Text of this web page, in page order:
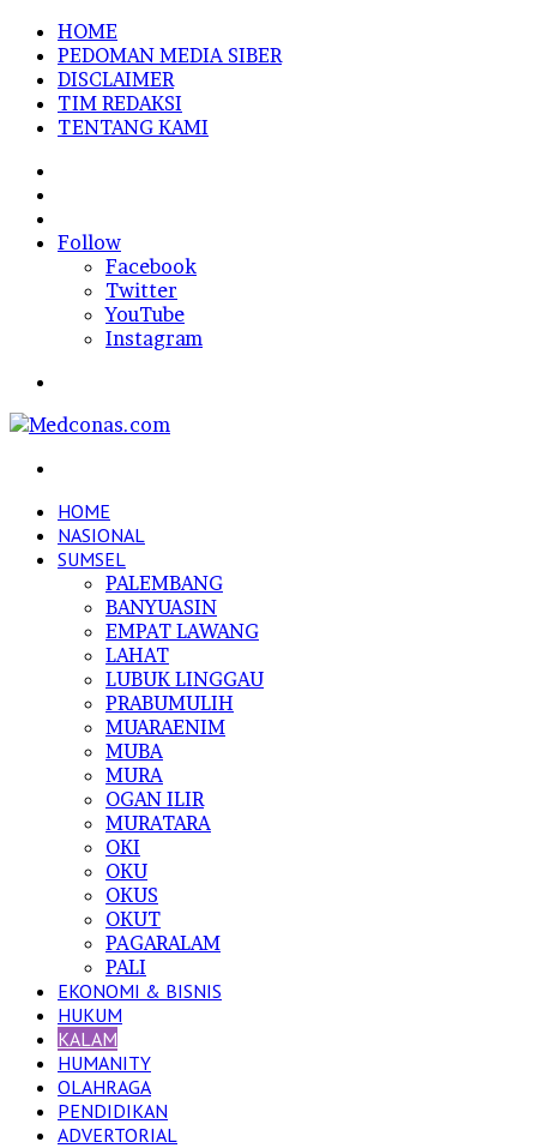
HOME
PEDOMAN MEDIA SIBER
DISCLAIMER
TIM REDAKSI
TENTANG KAMI
In
Follow
Facebook
Twitter
YouTube
Instagram
HOME
NASIONAL
SUMSEL
PALEMBANG
BANYUASIN
EMPAT LAWANG
LAHAT
LUBUK LINGGAU
PRABUMULIH
MUARAENIM
MUBA
MURA
OGAN ILIR
MURATARA
OKI
OKU
OKUS
OKUT
PAGARALAM
PALI
EKONOMI & BISNIS
HUKUM
KALAM
HUMANITY
OLAHRAGA
PENDIDIKAN
ADVERTORIAL